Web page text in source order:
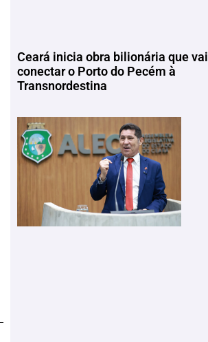
Ceará inicia obra bilionária que vai
conectar o Porto do Pecém à
Transnordestina